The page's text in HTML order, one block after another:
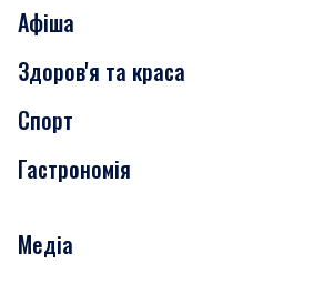
Афіша
Сьогодні
Завтра
Субота
Здоров'я та краса
Медицина
Краса
Спорт
Гастрономія
Рецепти
Медіа